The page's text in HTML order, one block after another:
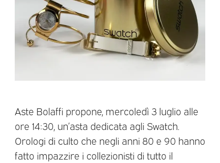
Aste Bolaffi propone, mercoledì 3 luglio alle
ore 14:30, un’asta dedicata agli Swatch.
Orologi di culto che negli anni 80 e 90 hanno
fatto impazzire i collezionisti di tutto il